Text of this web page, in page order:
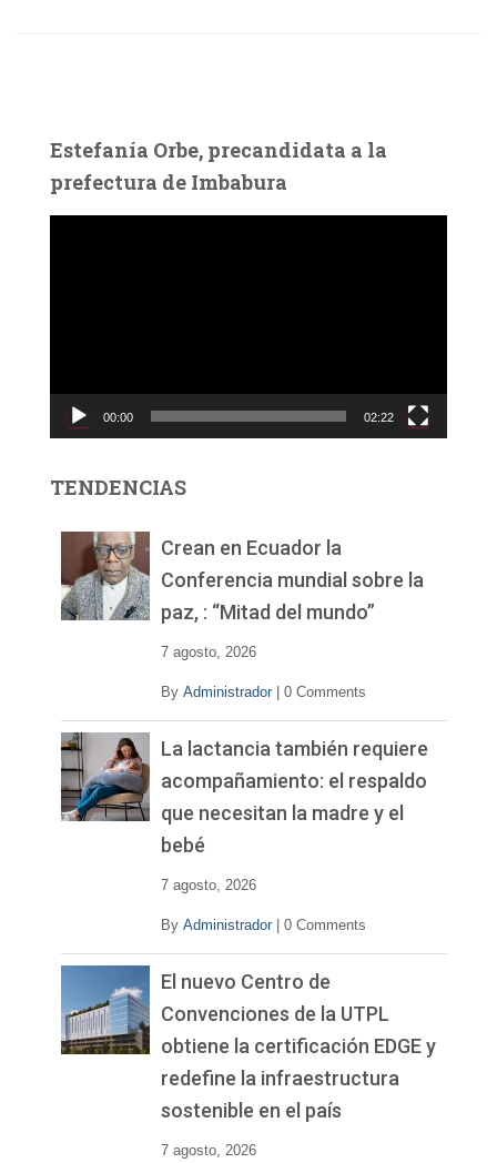
Estefanía Orbe, precandidata a la
prefectura de Imbabura
c
d
00:00 02:22
TENDENCIAS
Crean en Ecuador la
Conferencia mundial sobre la
paz, : “Mitad del mundo”
7 agosto, 2026
By Administrador 0 Comments
La lactancia también requiere
acompañamiento: el respaldo
que necesitan la madre y el
bebé
7 agosto, 2026
By Administrador 0 Comments
El nuevo Centro de
Convenciones de la UTPL
obtiene la certificación EDGE y
redefine la infraestructura
sostenible en el país
7 agosto, 2026